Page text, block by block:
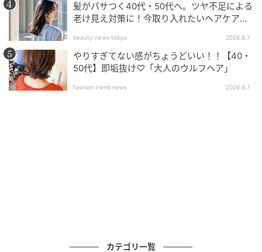
【美ST三姉妹が厳選】2本目は当たり前！使っ
て良かった「自腹買い美白名品」
の記事をもっとみる
髪がパサつく40代・50代へ。ツヤ不足による
老け見え対策に！今取り入れたいヘアケア名
beauty news tokyo 2026.8.7
やりすぎてない感がちょうどいい！！【40・
50代】即垢抜け♡「大人のウルフヘア」
fashion trend news 2026.8.7
カテゴリ一覧